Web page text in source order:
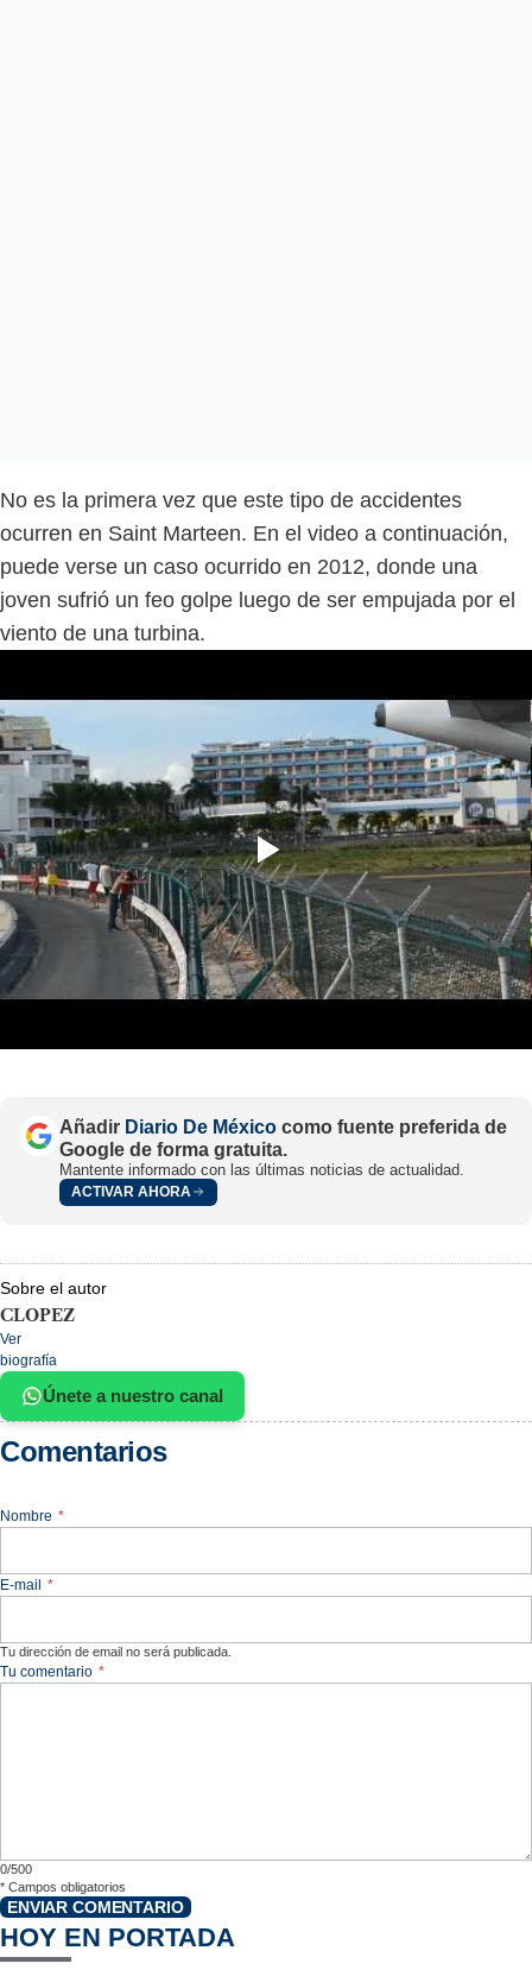
No es la primera vez que este tipo de accidentes
ocurren en Saint Marteen. En el video a continuación,
puede verse un caso ocurrido en 2012, donde una
joven sufrió un feo golpe luego de ser empujada por el
viento de una turbina.
Añadir Diario De México como fuente preferida de
Google de forma gratuita.
Mantente informado con las últimas noticias de actualidad.
ACTIVAR AHORA
Sobre el autor
CLOPEZ
Ver
biografía
Únete a nuestro canal
Comentarios
Nombre *
E-mail *
Tu dirección de email no será publicada.
Tu comentario *
0/500
* Campos obligatorios
ENVIAR COMENTARIO
HOY EN PORTADA